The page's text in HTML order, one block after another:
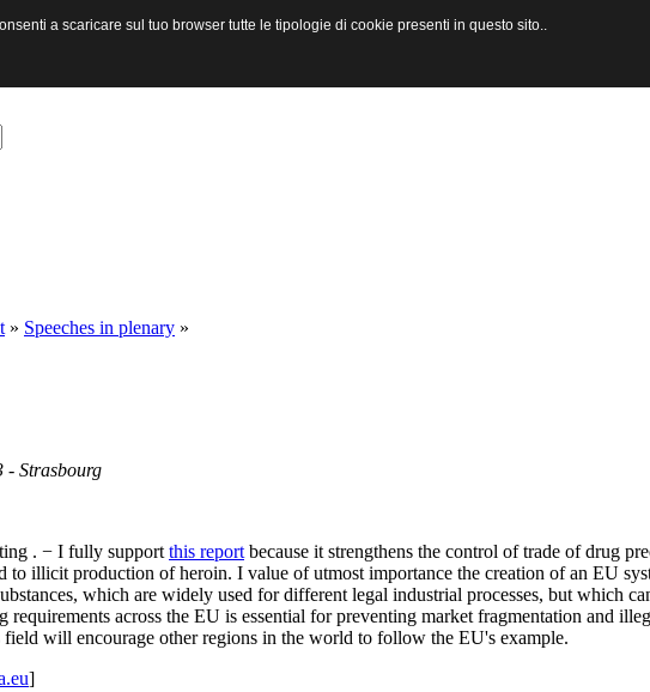
» Speeches in plenary »
- Strasbourg
. − I fully support this report because it strengthens the control of trade of drug
to illicit production of heroin. I value of utmost importance the creation of an EU
which are widely used for different legal industrial processes, but which
requirements across the EU is essential for preventing market fragmentation and
will encourage other regions in the world to follow the EU's example.
]
a scaricare sul tuo browser tutte le tipologie di cookie presenti in questo sito..